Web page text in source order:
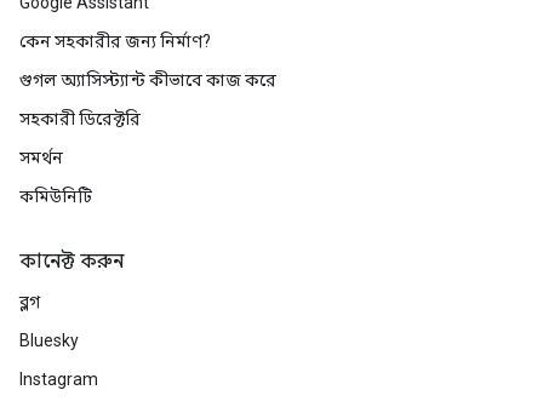
কেন সহকারীর জন্য নির্মাণ?
গুগল অ্যাসিস্ট্যান্ট কীভাবে কাজ করে
সহকারী ডিরেক্টরি
সমর্থন
কমিউনিটি
কানেক্ট করুন
ব্লগ
Bluesky
Instagram